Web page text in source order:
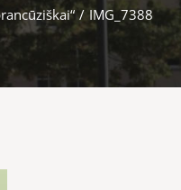
/ IMG_7388